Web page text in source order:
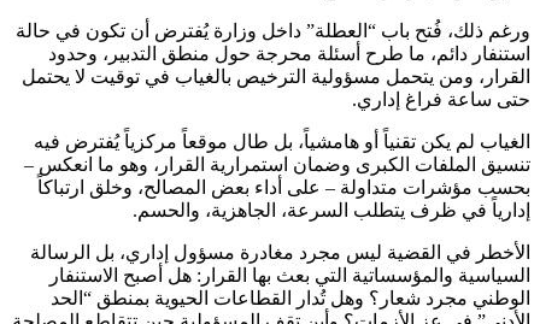
ورغم ذلك، فُتح باب “العطلة” داخل وزارة يُفترض أن تكون في حالة
استنفار دائم، ما طرح أسئلة محرجة حول منطق التدبير، وحدود
القرار، ومن يتحمل مسؤولية الترخيص بالغياب في توقيت لا يحتمل
حتى ساعة فراغ إداري.
الغياب لم يكن تقنياً أو هامشياً، بل طال موقعاً مركزياً يُفترض فيه
تنسيق الملفات الكبرى وضمان استمرارية القرار، وهو ما انعكس –
بحسب مؤشرات متداولة – على أداء بعض المصالح، وخلق ارتباكاً
إدارياً في ظرف يتطلب السرعة، الجاهزية، والحسم.
الأخطر في القضية ليس مجرد مغادرة مسؤول إداري، بل الرسالة
السياسية والمؤسساتية التي بعث بها القرار: هل أصبح الاستنفار
الوطني مجرد شعار؟ وهل تُدار القطاعات الحيوية بمنطق “الحد